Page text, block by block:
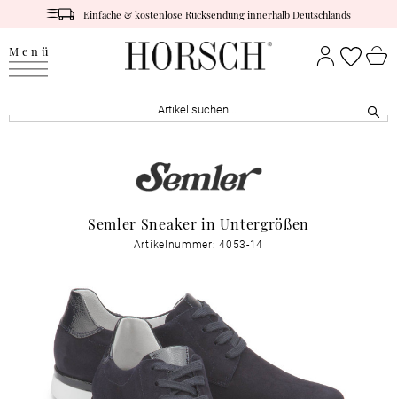
Einfache & kostenlose Rücksendung innerhalb Deutschlands
Menü
Semler Sneaker in Untergrößen
Artikelnummer: 4053-14